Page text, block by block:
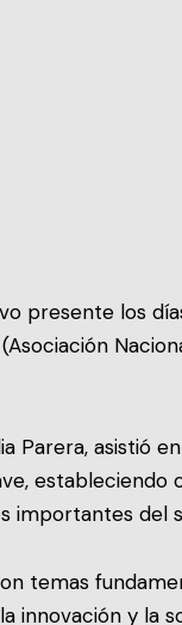
presente los
Parera, asistió
importantes del
temas
innovación y la